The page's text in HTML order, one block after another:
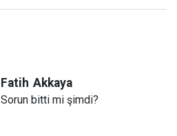
Fatih Akkaya
Sorun bitti mi şimdi?